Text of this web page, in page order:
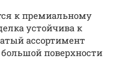
к премиальному
устойчива к
ассортимент
большой поверхности